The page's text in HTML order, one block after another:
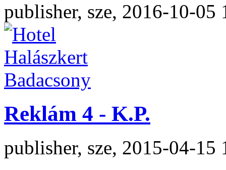
publisher, sze, 2016-10-05
Reklám 4 - K.P.
publisher, sze, 2015-04-15